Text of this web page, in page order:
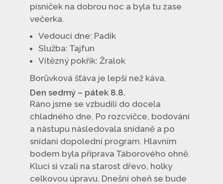
písniček na dobrou noc a byla tu zase
večerka.
Vedoucí dne: Padík
Služba: Tajfun
Vítězný pokřik: Žralok
Borůvková šťáva je lepší než káva.
Den sedmý – pátek 8.8.
Ráno jsme se vzbudili do docela
chladného dne. Po rozcvičce, bodování
a nástupu následovala snídaně a po
snídani dopolední program. Hlavním
bodem byla příprava Táborového ohně.
Kluci si vzali na starost dřevo, holky
celkovou úpravu. Dnešní oheň se bude